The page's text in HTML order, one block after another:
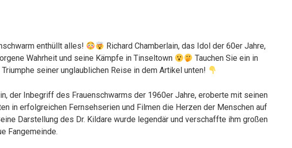
enthüllt alles!
Richard Chamberlain, das Idol der 60er Jahre,
Wahrheit und seine Kämpfe in Tinseltown
Tauchen Sie ein in
seiner unglaublichen Reise in dem Artikel unten!
der Inbegriff des Frauenschwarms der 1960er Jahre, eroberte mit seinen
in erfolgreichen Fernsehserien und Filmen die Herzen der Menschen auf
Darstellung des Dr. Kildare wurde legendär und verschaffte ihm großen
Fangemeinde.